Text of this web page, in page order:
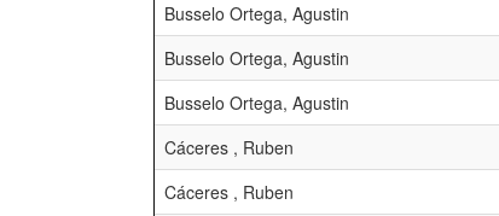
Busselo Ortega, Agustin
Busselo Ortega, Agustin
Busselo Ortega, Agustin
Cáceres , Ruben
Cáceres , Ruben